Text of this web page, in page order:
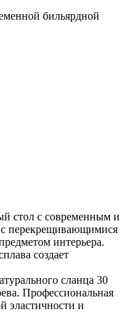
бильярдной
стол с современным и
перекрещивающимися
интерьера.
создает
сланца 30
Профессиональная
эластичности и